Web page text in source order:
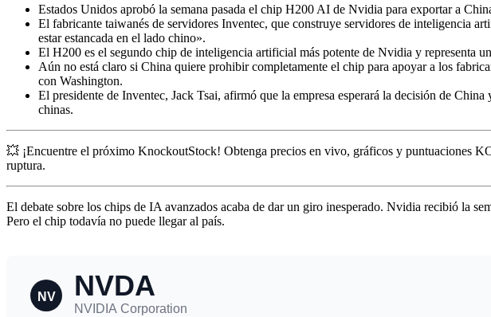
Estados Unidos aprobó la semana pasada el chip H200 AI de Nvidia para exportar a
El fabricante taiwanés de servidores Inventec, que construye servidores de inteligencia
estar estancada en el lado chino».
El H200 es el segundo chip de inteligencia artificial más potente de Nvidia y representa
Aún no está claro si China quiere prohibir completamente el chip para apoyar a los
con Washington.
El presidente de Inventec, Jack Tsai, afirmó que la empresa esperará la decisión de
chinas.
💥 ¡Encuentre el próximo KnockoutStock! Obtenga precios en vivo, gráficos y puntuaciones
ruptura.
El debate sobre los chips de IA avanzados acaba de dar un giro inesperado. Nvidia recibió la
Pero el chip todavía no puede llegar al país.